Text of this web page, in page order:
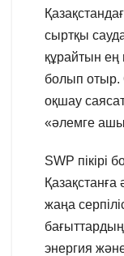
сыртқы
құрайтын ең
болып отыр.
оқшау
«әлемге
SWP пікірі
жаңа
энергия